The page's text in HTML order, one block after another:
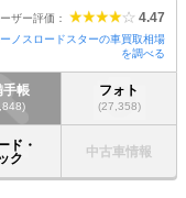
ザー評価： 4.47
ノスロードスターの車買取相場
を調べる
手帳 フォト
(27,358)
ド・
ク
中古車情報